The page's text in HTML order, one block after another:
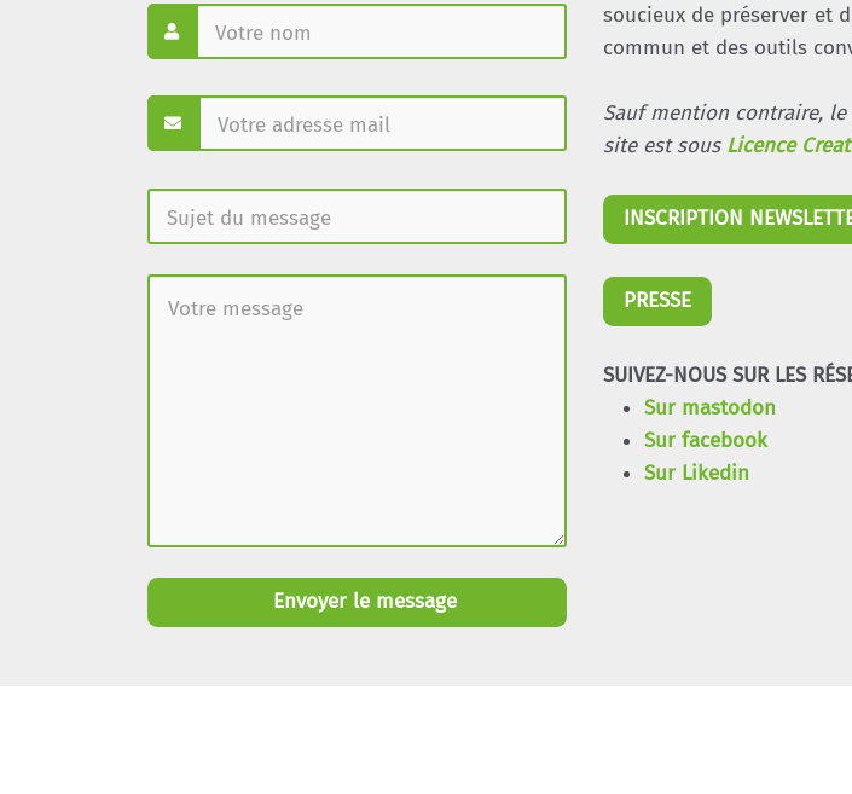
Envoyer le message
soucieux de préserver et
commun et des outils
Sauf mention contraire,
site est sous Licence
INSCRIPTION
PRESSE
SUIVEZ-NOUS SUR LES
Sur mastodon
Sur facebook
Sur Likedin